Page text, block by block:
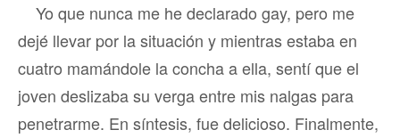
Yo que nunca me he declarado gay, pero me
dejé llevar por la situación y mientras estaba en
cuatro mamándole la concha a ella, sentí que el
joven deslizaba su verga entre mis nalgas para
penetrarme. En síntesis, fue delicioso. Finalmente,